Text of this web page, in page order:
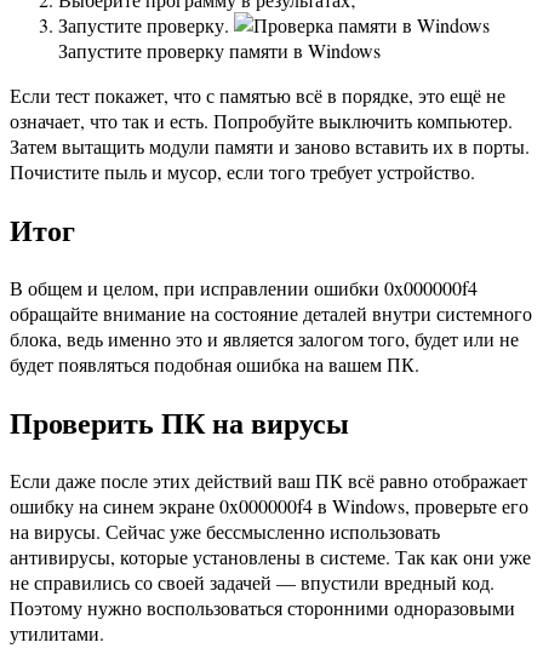
Запустите проверку.
Запустите проверку памяти в Windows
Если тест покажет, что с памятью всё в порядке, это ещё не
означает, что так и есть. Попробуйте выключить компьютер.
Затем вытащить модули памяти и заново вставить их в порты.
Почистите пыль и мусор, если того требует устройство.
Итог
В общем и целом, при исправлении ошибки 0x000000f4
обращайте внимание на состояние деталей внутри системного
блока, ведь именно это и является залогом того, будет или не
будет появляться подобная ошибка на вашем ПК.
Проверить ПК на вирусы
Если даже после этих действий ваш ПК всё равно отображает
ошибку на синем экране 0x000000f4 в Windows, проверьте его
на вирусы. Сейчас уже бессмысленно использовать
антивирусы, которые установлены в системе. Так как они уже
не справились со своей задачей — впустили вредный код.
Поэтому нужно воспользоваться сторонними одноразовыми
утилитами.